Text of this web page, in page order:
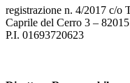
registrazione n. 4/2017 c/o
Caprile del Cerro 3 –